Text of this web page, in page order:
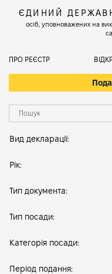
ЄДИНИЙ
осіб, уповноважених на
ПРО РЕЄСТР
Вид декларації:
Рік:
Тип документа:
Тип посади:
Категорія посади:
Період подання: